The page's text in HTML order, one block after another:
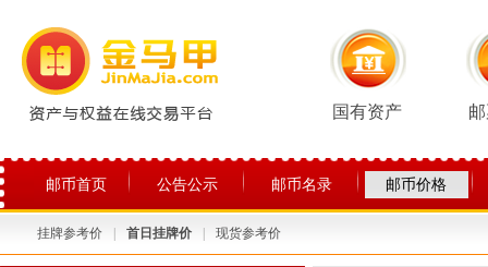
国有资产
邮币首页 公告公示 邮币名录 邮币价格
关于平台
挂牌参考价 首日挂牌价 现货参考价